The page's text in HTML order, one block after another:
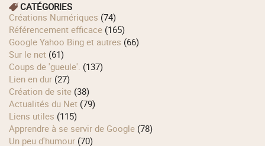
CATÉGORIES
Créations Numériques (74)
Référencement efficace (165)
Google Yahoo Bing et autres (66)
Sur le net (61)
Coups de 'gueule'. (137)
Lien en dur (27)
Création de site (38)
Actualités du Net (79)
Liens utiles (115)
Apprendre à se servir de Google (78)
Un peu d'humour (70)